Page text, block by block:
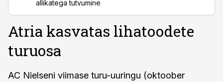
allikatega tutvumine
Atria kasvatas lihatoodete
turuosa
AC Nielseni viimase turu-uuringu (oktoober